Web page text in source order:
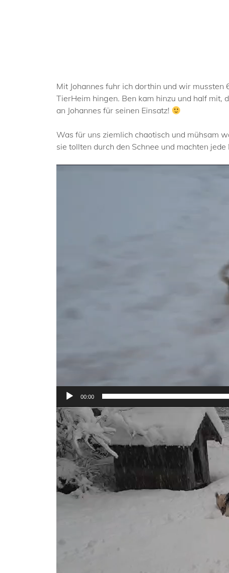
Mit Johannes fuhr ich dorthin und wir
TierHeim hingen. Ben kam hinzu und half mit,
an Johannes für seinen Einsatz!
Was für uns ziemlich chaotisch und mühsam
sie tollten durch den Schnee und machten
00:00
Video-
Player